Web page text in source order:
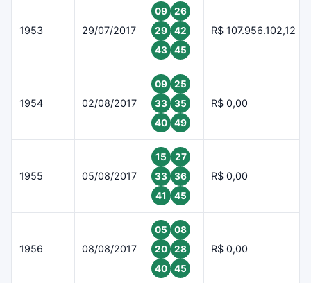
1953 29/07/2017
09
26
29
42
43
45
R$ 107.956.102,12
1954 02/08/2017
09
25
33
35
40
49
R$ 0,00
1955 05/08/2017
15
27
33
36
41
45
R$ 0,00
1956 08/08/2017
05
08
20
28
40
45
R$ 0,00